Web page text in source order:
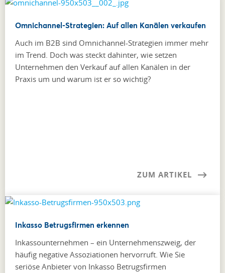
Omnichannel-Strategien: Auf allen Kanälen verkaufen
Auch im B2B sind Omnichannel-Strategien immer mehr
im Trend. Doch was steckt dahinter, wie setzen
Unternehmen den Verkauf auf allen Kanälen in der
Praxis um und warum ist er so wichtig?
ZUM ARTIKEL
Inkasso Betrugsfirmen erkennen
Inkassounternehmen – ein Unternehmenszweig, der
häufig negative Assoziationen hervorruft. Wie Sie
seriöse Anbieter von Inkasso Betrugsfirmen